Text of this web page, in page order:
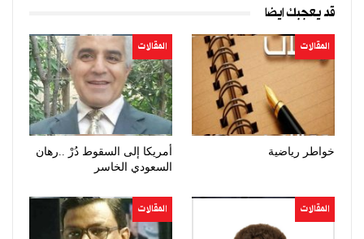
قد يعجبك ايضا
المقالات
خواطر رياضية
المقالات
أمريكا إلى السقوط دُرْ ..رهان
السعودي الخاسر
المقالات المقالات